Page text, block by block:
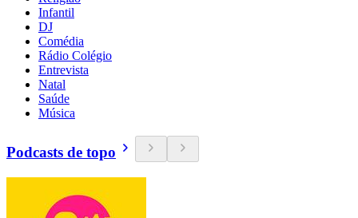
Infantil
DJ
Comédia
Rádio Colégio
Entrevista
Natal
Saúde
Música
Podcasts de topo